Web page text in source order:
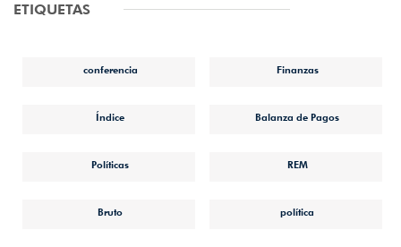
ETIQUETAS
conferencia Finanzas
Índice Balanza de Pagos
Políticas REM
Bruto política